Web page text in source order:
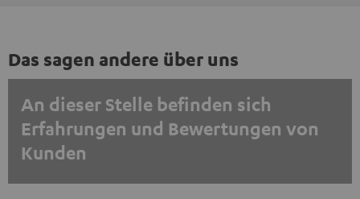
Das sagen andere über uns
An dieser Stelle befinden sich
Erfahrungen und Bewertungen von
Kunden